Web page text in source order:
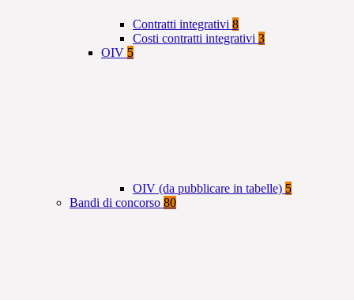
Contratti integrativi 8
Costi contratti integrativi 3
OIV 5
OIV (da pubblicare in tabelle) 5
Bandi di concorso 80